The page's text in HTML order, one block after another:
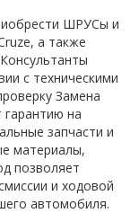
ШРУСы и
а также
с техническими
Замена
на
запчасти и
материалы,
позволяет
и ходовой
автомобиля.